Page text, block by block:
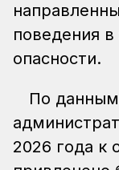
поведения
опасности.
По
2026 года к